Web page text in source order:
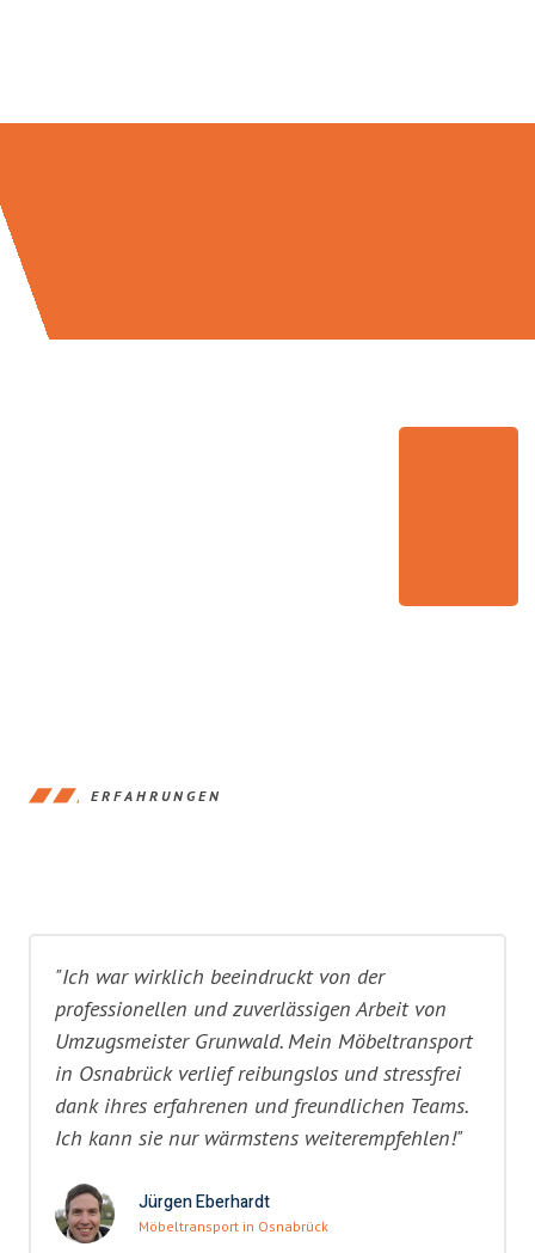
ERFAHRUNGEN
"Ich war wirklich beeindruckt von der
professionellen und zuverlässigen Arbeit von
Umzugsmeister Grunwald. Mein Möbeltransport
in Osnabrück verlief reibungslos und stressfrei
dank ihres erfahrenen und freundlichen Teams.
Ich kann sie nur wärmstens weiterempfehlen!"
Jürgen Eberhardt
Möbeltransport in Osnabrück